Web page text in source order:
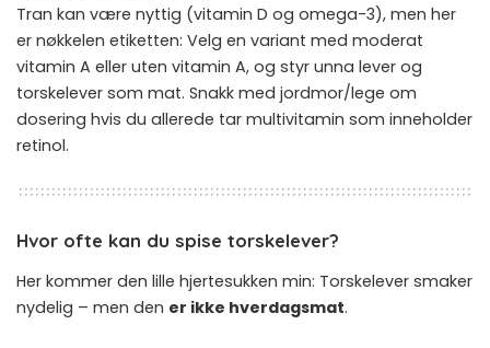
Tran kan være nyttig (vitamin D og omega-3), men her
er nøkkelen etiketten: Velg en variant med moderat
vitamin A eller uten vitamin A, og styr unna lever og
torskelever som mat. Snakk med jordmor/lege om
dosering hvis du allerede tar multivitamin som inneholder
retinol.
Hvor ofte kan du spise torskelever?
Her kommer den lille hjertesukken min: Torskelever smaker
nydelig – men den er ikke hverdagsmat.